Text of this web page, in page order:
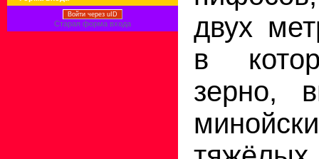
Войти через uID
Старая форма входа
двух
в
зерно,